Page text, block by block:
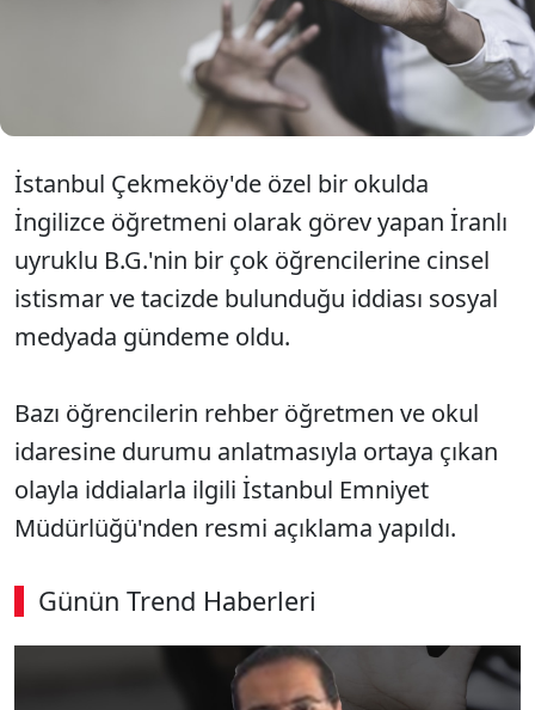
Okul idaresi hakkında da "suçu bildirmeme"
ve "kaçak işçi çalıştırmaktan'' işlem yapıldı.
İstanbul Çekmeköy'de özel bir okulda
İngilizce öğretmeni olarak görev yapan İranlı
uyruklu B.G.'nin bir çok öğrencilerine cinsel
istismar ve tacizde bulunduğu iddiası sosyal
medyada gündeme oldu.
Bazı öğrencilerin rehber öğretmen ve okul
idaresine durumu anlatmasıyla ortaya çıkan
olayla iddialarla ilgili İstanbul Emniyet
Müdürlüğü'nden resmi açıklama yapıldı.
Günün Trend Haberleri